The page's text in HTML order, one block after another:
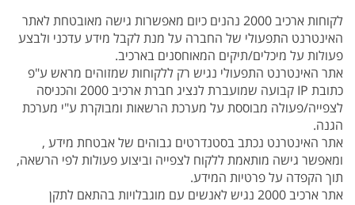
לקוחות ארכיב 2000 נהנים כיום מאפשרות גישה מאובטחת לאתר
האינטרנט התפעולי של החברה על מנת לקבל מידע עדכני ולבצע
פעולות על מיכלים/תיקים המאוחסנים בארכיב.
אתר האינטרנט התפעולי נגיש רק ללקוחות שמזוהים מראש ע"פ
כתובת IP קבועה שמועברת לנציג חברת ארכיב 2000 והכניסה
לצפייה/פעולה מבוססת על מערכת הרשאות ומבוקרת ע"י מערכת
הגנה.
אתר האינטרנט נכתב בסטנדרטים גבוהים של אבטחת מידע ,
ומאפשר גישה מותאמת ללקוח לצפייה וביצוע פעולות לפי הרשאה,
תוך הקפדה על פרטיות המידע.
אתר ארכיב 2000 נגיש לאנשים עם מוגבלויות בהתאם לתקן